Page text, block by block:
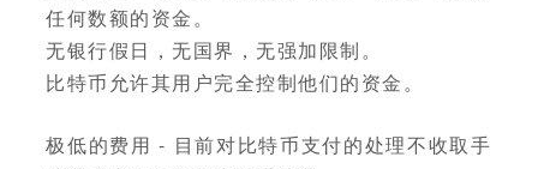
任何数额的资金。
无银行假日，无国界，无强加限制。
比特币允许其用户完全控制他们的资金。
极低的费用 - 目前对比特币支付的处理不收取手